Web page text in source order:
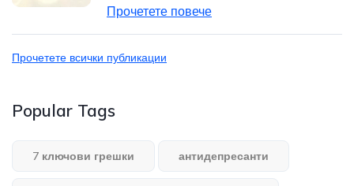
Прочетете повече
Прочетете всички публикации
Popular Tags
7 ключови грешки антидепресанти